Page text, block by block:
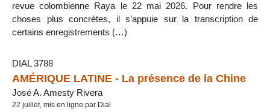
revue colombienne Raya le 22 mai 2026. Pour rendre les
choses plus concrètes, il s’appuie sur la transcription de
certains enregistrements (…)
DIAL 3788
AMÉRIQUE LATINE - La présence de la Chine
José A. Amesty Rivera
22 juillet, mis en ligne par Dial